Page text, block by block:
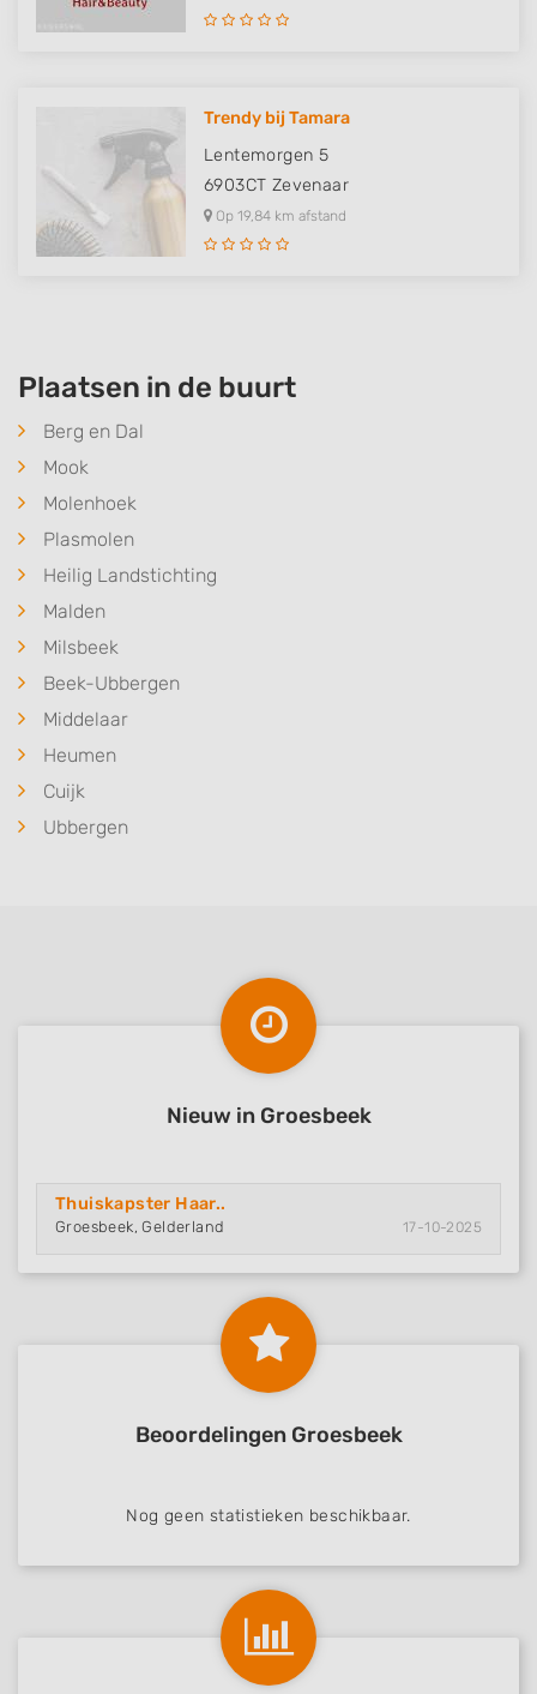
Trendy bij Tamara
Lentemorgen 5
6903CT Zevenaar
Op 19,84 km afstand
Plaatsen in de buurt
Berg en Dal
Mook
Molenhoek
Plasmolen
Heilig Landstichting
Malden
Milsbeek
Beek-Ubbergen
Middelaar
Heumen
Cuijk
Ubbergen
Nieuw in Groesbeek
Thuiskapster Haar..
Groesbeek, Gelderland 17-10-2025
Beoordelingen Groesbeek
Nog geen statistieken beschikbaar.